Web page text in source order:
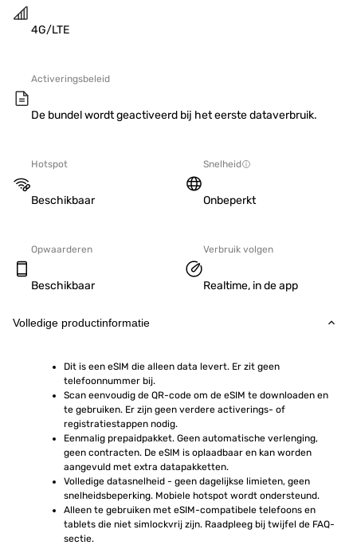
4G/LTE
Activeringsbeleid
De bundel wordt geactiveerd bij het eerste dataverbruik.
Hotspot
Beschikbaar
Snelheid
Onbeperkt
Opwaarderen
Beschikbaar
Verbruik volgen
Realtime, in de app
Volledige productinformatie
Dit is een eSIM die alleen data levert. Er zit geen
telefoonnummer bij.
Scan eenvoudig de QR-code om de eSIM te downloaden en
te gebruiken. Er zijn geen verdere activerings- of
registratiestappen nodig.
Eenmalig prepaidpakket. Geen automatische verlenging,
geen contracten. De eSIM is oplaadbaar en kan worden
aangevuld met extra datapakketten.
Volledige datasnelheid - geen dagelijkse limieten, geen
snelheidsbeperking. Mobiele hotspot wordt ondersteund.
Alleen te gebruiken met eSIM-compatibele telefoons en
tablets die niet simlockvrij zijn. Raadpleeg bij twijfel de FAQ-
sectie.